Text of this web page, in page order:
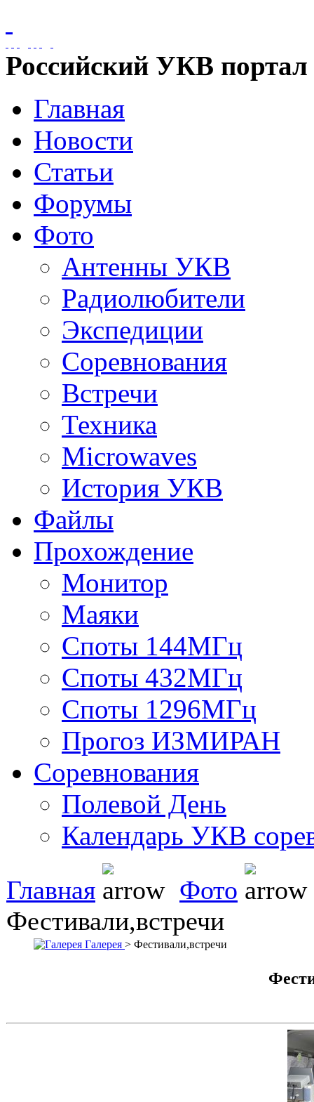
Российский УКВ портал
Главная
Новости
Статьи
Форумы
Фото
Антенны УКВ
Радиолюбители
Экспедиции
Соревнования
Встречи
Техника
Microwaves
История УКВ
Файлы
Прохождение
Монитор
Маяки
Споты 144МГц
Споты 432МГц
Споты 1296МГц
Прогоз ИЗМИРАН
Соревнования
Полевой День
Календарь УКВ
Главная
Фото
Фестивали,встречи
Галерея > Фестивали,встречи